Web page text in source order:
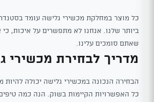
כל מוצר במחלקת מכשירי גלישה עומד
ביותר שלנו. אנחנו לא מתפשרים על איכות, כי
שאתם סומכים עלינו.
מדריך לבחירת מכשירי
הבחירה הנכונה במכשירי גלישה יכולה להיות
כל האפשרויות הקיימות בשוק. הנה כמה